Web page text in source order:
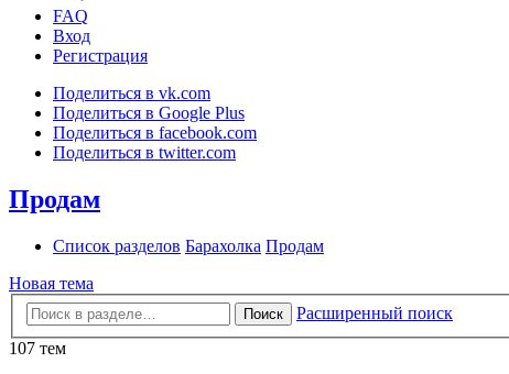
FAQ
Вход
Регистрация
Поделиться в vk.com
Поделиться в Google Plus
Поделиться в facebook.com
Поделиться в twitter.com
Продам
Список разделов Барахолка Продам
Новая тема
Поиск
Расширенный поиск
107 тем